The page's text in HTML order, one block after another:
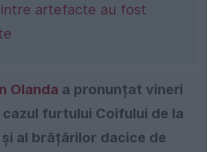
artefacte au fost
Olanda a pronunțat vineri
furtului Coifului de la
al brățărilor dacice de